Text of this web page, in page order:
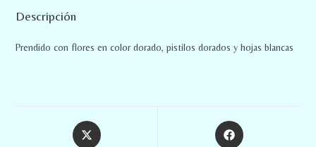
Descripción
Prendido con flores en color dorado, pistilos dorados y hojas blancas